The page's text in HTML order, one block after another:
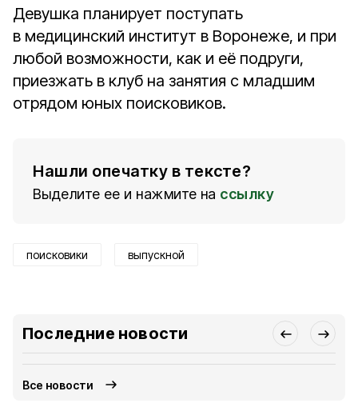
Девушка планирует поступать
в медицинский институт в Воронеже, и при
любой возможности, как и её подруги,
приезжать в клуб на занятия с младшим
отрядом юных поисковиков.
Нашли опечатку в тексте?
Выделите ее и нажмите на ссылку
поисковики выпускной
Последние новости
Все новости